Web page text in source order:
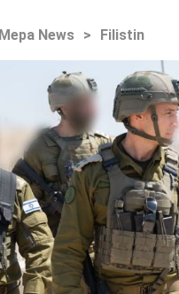
Mepa News > Filistin